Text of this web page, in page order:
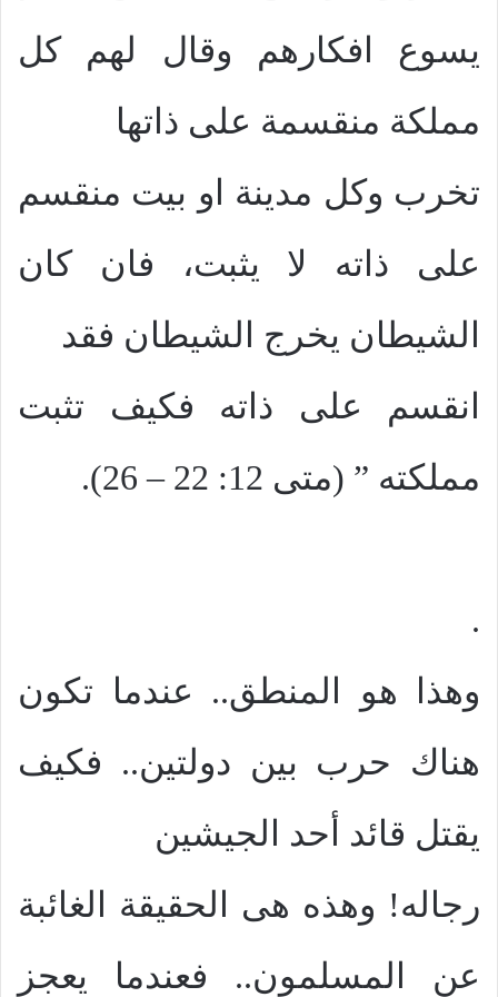
يسوع افكارهم وقال لهم كل
مملكة منقسمة على ذاتها
تخرب وكل مدينة او بيت منقسم
على ذاته لا يثبت، فان كان
الشيطان يخرج الشيطان فقد
انقسم على ذاته فكيف تثبت
مملكته ” (متى 12: 22 – 26).
.
وهذا هو المنطق.. عندما تكون
هناك حرب بين دولتين.. فكيف
يقتل قائد أحد الجيشين
رجاله! وهذه هى الحقيقة الغائبة
عن المسلمون.. فعندما يعجز